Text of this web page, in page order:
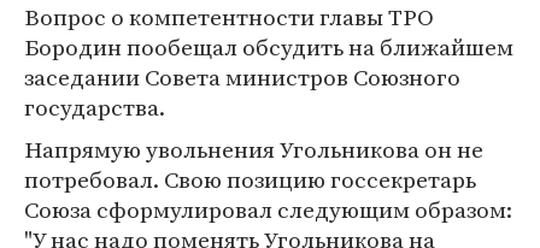
Вопрос о компетентности главы ТРО
Бородин пообещал обсудить на ближайшем
заседании Совета министров Союзного
государства.
Напрямую увольнения Угольникова он не
потребовал. Свою позицию госсекретарь
Союза сформулировал следующим образом:
"У нас надо поменять Угольникова на